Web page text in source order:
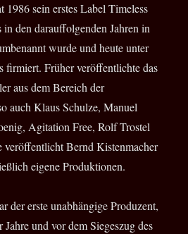
1986 sein erstes Label Timeless
in den darauffolgenden Jahren in
wurde und heute unter
firmiert. Früher veröffentlichte das
aus dem Bereich der
auch Klaus Schulze, Manuel
Agitation Free, Rolf Trostel
veröffentlicht Bernd Kistenmacher
eigene Produktionen.
der erste unabhängige Produzent,
und vor dem Siegeszug des